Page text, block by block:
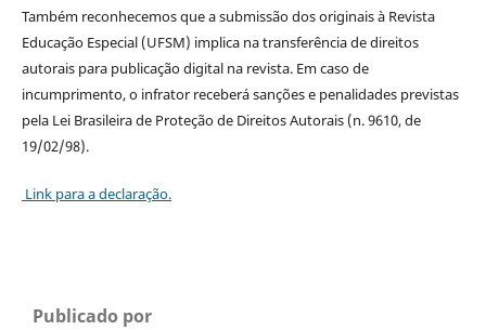
Também reconhecemos que a submissão dos originais à Revista
Educação Especial (UFSM) implica na transferência de direitos
autorais para publicação digital na revista. Em caso de
incumprimento, o infrator receberá sanções e penalidades previstas
pela Lei Brasileira de Proteção de Direitos Autorais (n. 9610, de
19/02/98).
Link para a declaração.
Publicado por